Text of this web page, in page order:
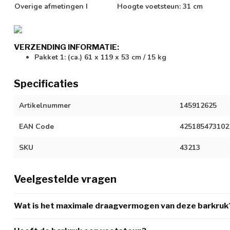
Overige afmetingen I Hoogte voetsteun: 31 cm
VERZENDING INFORMATIE:
Pakket 1: (ca.) 61 x 119 x 53 cm / 15 kg
Specificaties
Artikelnummer 145912625
EAN Code
SKU 43213
Veelgestelde vragen
Wat is het maximale draagvermogen van deze